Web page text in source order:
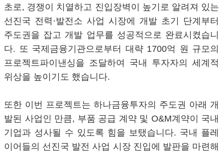
초로, 경쟁이 치열하고 진입장벽이 높기로 알려져 있는
선진국 전력·발전소 사업 시장에 개발 초기 단계부터
주도권을 잡고 개발 업무를 성공적으로 완료시켰습니
다. 또 국제금융기관으로부터 대략 1700억 원 규모의
프로젝트파이낸싱을 조달하여 국내 투자자의 세계적
위상을 높이기도 했습니다.
또한 이번 프로젝트는 하나금융투자의 주도권 아래 개
발된 사업인 만큼, 부품 공급 계약 및 O&M계약이 국내
기업과 성사될 수 있도록 힘을 보탰습니다. 국내 플레
이어들의 선진국 발전 사업 시장 진입에 발판을 마련해